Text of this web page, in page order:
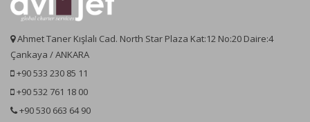
Ahmet Taner Kışlalı Cad. North Star Plaza Kat:12 No:20 Daire:4
Çankaya / ANKARA
+90 533 230 85 11
+90 532 761 18 00
+90 530 663 64 90